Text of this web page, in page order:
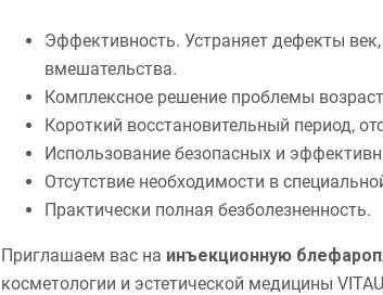
Эффективность. Устраняет дефекты
вмешательства.
Комплексное решение проблемы
Короткий восстановительный период,
Использование безопасных и
Отсутствие необходимости в
Практически полная безболезненность.
Приглашаем вас на инъекционную
косметологии и эстетической медицины